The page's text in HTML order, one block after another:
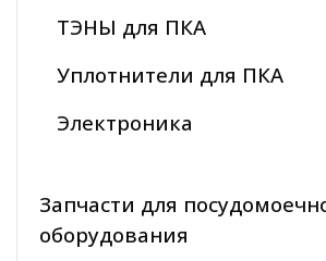
ТЭНЫ для ПКА
Уплотнители для ПКА
Электроника
Запчасти для
оборудования